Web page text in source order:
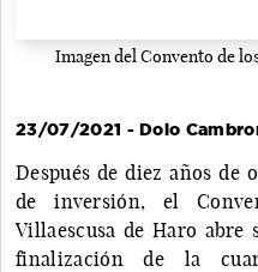
Imagen del Convento de
23/07/2021 - Dolo
Después de diez años de
de inversión, el
Villaescusa de Haro
finalización de la